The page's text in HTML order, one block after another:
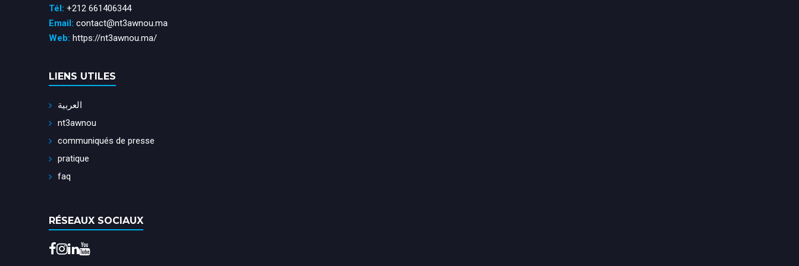
Tél: +212 661406344
Email: contact@nt3awnou.ma
Web: https://nt3awnou.ma/
LIENS UTILES
العربية
nt3awnou
communiqués de presse
pratique
faq
RÉSEAUX SOCIAUX